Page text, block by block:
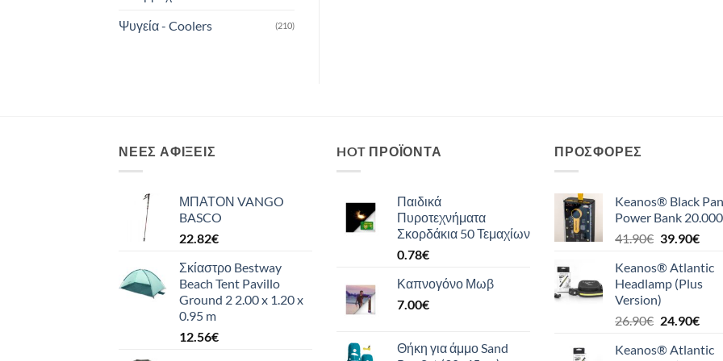
Ψυγεία - Coolers (210)
ΝΈΕΣ ΑΦΊΞΕΙΣ
ΜΠΑΤΟΝ VANGO
BASCO
22.82€
Σκίαστρο Bestway
Beach Tent Pavillo
Ground 2 2.00 x 1.20 x
0.95 m
12.56€
HOT ΠΡΟΪΌΝΤΑ
Παιδικά
Πυροτεχνήματα
Σκορδάκια 50 Τεμαχίων
0.78€
Καπνογόνο Μωβ
7.00€
Θήκη για άμμο Sand
ΠΡΟΣΦΟΡΈΣ
Keanos® Black
Power Bank 20.000
41.90€ Original
was:
41.90€.
39.90€Η
τιμή
είναι:
Keanos® Atlantic
Headlamp (Plus
Version)
26.90€ Original
was:
24.90€Η
τιμή
Keanos® Atlantic